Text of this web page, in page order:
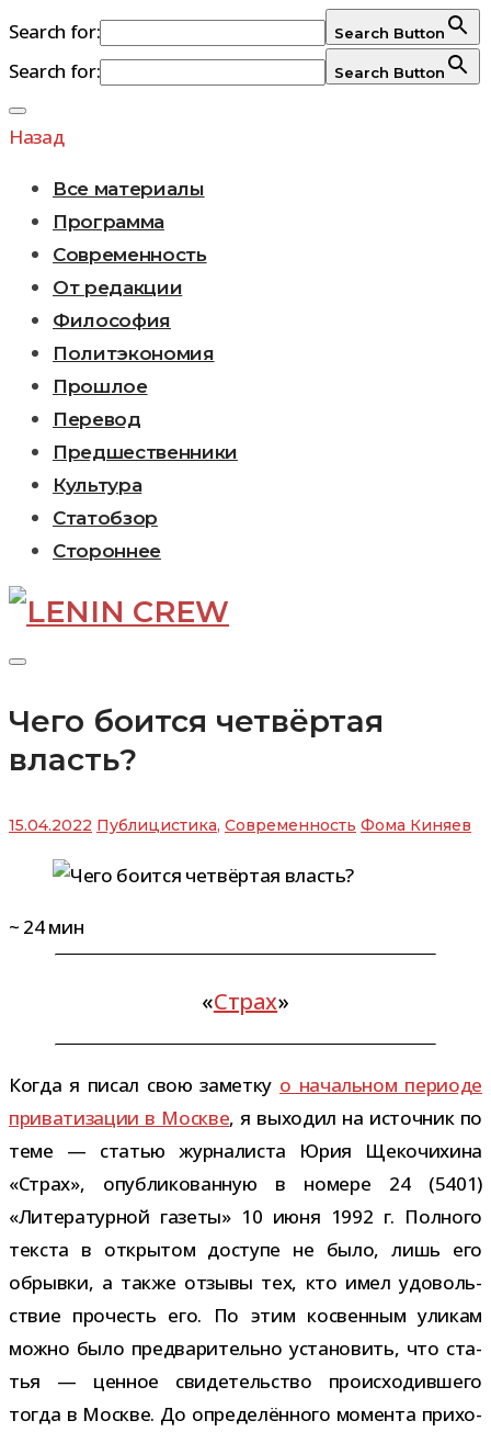
Search for: Search Button
Search for: Search Button
Перейти
к
Назад
Все материалы
Программа
Современность
От редакции
Философия
Политэкономия
Прошлое
Перевод
Предшественники
Культура
Статобзор
Стороннее
Чего боится четвёртая
власть?
15.04.2022 Публицистика, Современность Фома Киняев
~ 24мин
«Страх»
Когда я писал свою заметку о началь­ном пери­оде
при­ва­ти­за­ции в Москве, я выхо­дил на источ­ник по
теме — ста­тью жур­на­ли­ста Юрия Щекочихина
«Страх», опуб­ли­ко­ван­ную в номере 24 (5401)
«Литературной газеты» 10 июня 1992 г. Полного
тек­ста в откры­том доступе не было, лишь его
обрывки, а также отзывы тех, кто имел удо­воль­
ствие про­честь его. По этим кос­вен­ным ули­кам
можно было пред­ва­ри­тельно уста­но­вить, что ста­
тья — цен­ное сви­де­тель­ство про­ис­хо­див­шего
тогда в Москве. До опре­де­лён­ного момента при­хо­